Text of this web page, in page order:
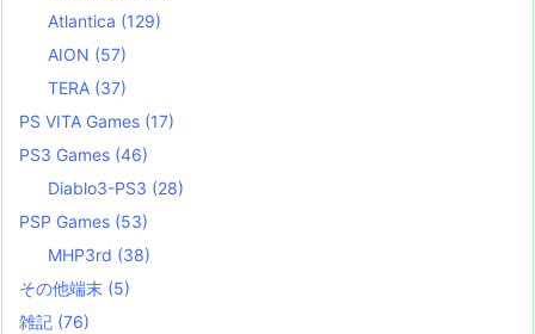
Atlantica (129)
AION (57)
TERA (37)
PS VITA Games (17)
PS3 Games (46)
Diablo3-PS3 (28)
PSP Games (53)
MHP3rd (38)
その他端末 (5)
雑記 (76)